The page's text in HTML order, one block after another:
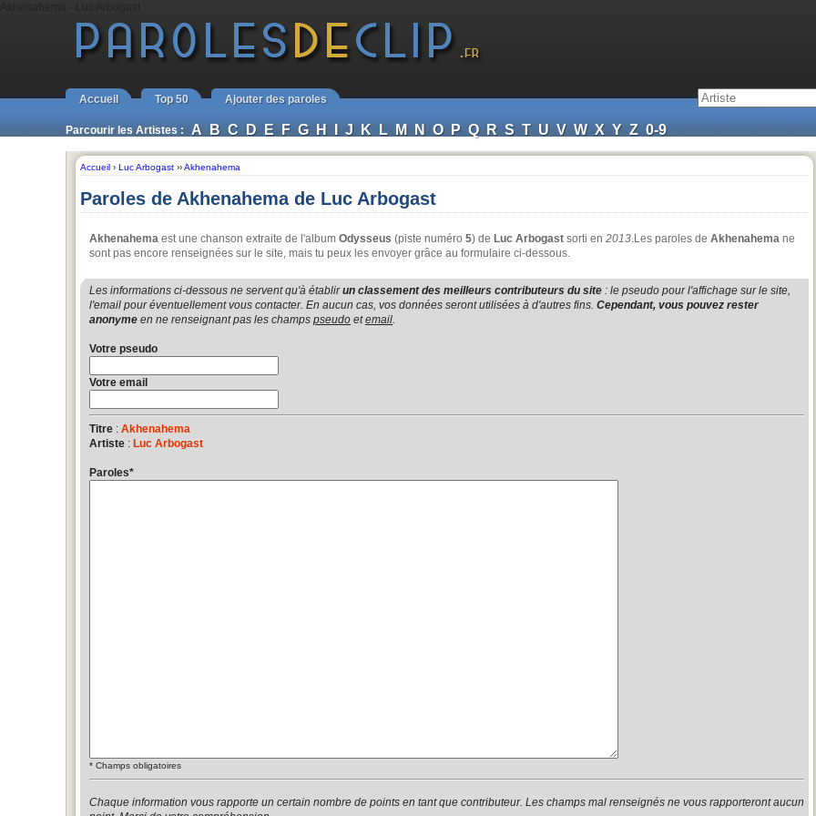
Accueil Top 50 Ajouter des paroles
Parcourir les Artistes : A B C D E F G H I J K L M N O P Q R S T U V W X Y Z 0-9
Accueil › Luc Arbogast ››Akhenahema
Paroles de Akhenahema de Luc Arbogast
Akhenahema est une chanson extraite de l'album Odysseus (piste numéro 5) de Luc Arbogast sorti en 2013.Les paroles de Akhenahema ne
sont pas encore renseignées sur le site, mais tu peux les envoyer grâce au formulaire ci-dessous.
Les informations ci-dessous ne servent qu'à établirun classement des meilleurs contributeurs du site : le pseudo pour l'affichage sur le site,
l'email pour éventuellement vous contacter. En aucun cas, vos données seront utilisées à d'autres fins. Cependant, vous pouvez rester
anonyme en ne renseignant pas les champs pseudo etemail.
Votre pseudo
Votre email
Titre : Akhenahema
Artiste : Luc Arbogast
Paroles*
* Champs obligatoires
Chaque information vous rapporte un certain nombre de points en tant que contributeur. Les champs mal renseignés ne vous rapporteront aucun